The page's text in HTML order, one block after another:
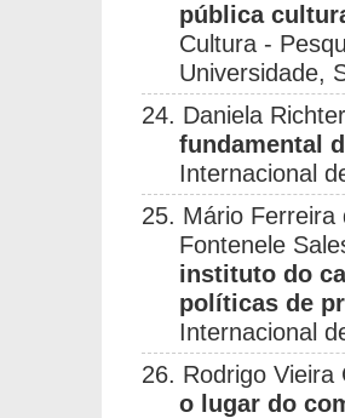
pública
Cultura -
Universidade,
24. Daniela
fundamental
Internacional
25. Mário Ferreira
Fontenele
instituto do
políticas de
Internacional
26. Rodrigo
o lugar do